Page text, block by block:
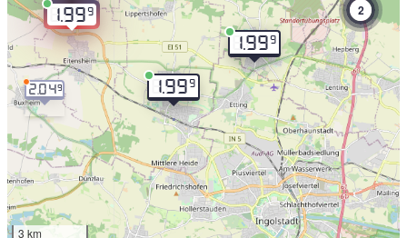
1.999
1.999
1.999
2.049
2
3 km